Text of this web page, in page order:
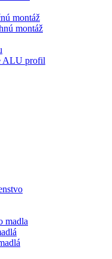
montáž
montáž
ALU profil
madla